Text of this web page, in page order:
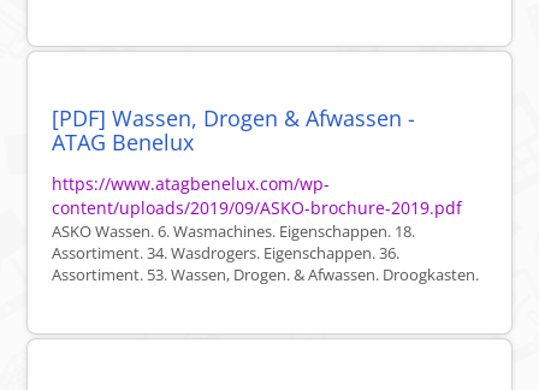
[PDF] Wassen, Drogen & Afwassen -
ATAG Benelux
https://www.atagbenelux.com/wp-
content/uploads/2019/09/ASKO-brochure-2019.pdf
ASKO Wassen. 6. Wasmachines. Eigenschappen. 18.
Assortiment. 34. Wasdrogers. Eigenschappen. 36.
Assortiment. 53. Wassen, Drogen. & Afwassen. Droogkasten.